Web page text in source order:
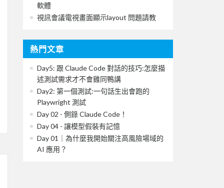
軟體
視訊會議電視畫面顯示layout 問題請教
熱門文章
Day5: 跟 Claude Code 對話的技巧:怎麼描
述測試需求才不會雞同鴨講
Day2: 第一個測試:一句話生出會跑的
Playwright 測試
Day 02 - 側錄 Claude Code！
Day 04 - 讓模型假裝有記憶
Day 01｜為什麼我開始關注高風險場域的
AI 應用？